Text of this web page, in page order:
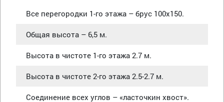
Все перегородки 1-го этажа – брус 100х150.
Общая высота – 6,5 м.
Высота в чистоте 1-го этажа 2.7 м.
Высота в чистоте 2-го этажа 2.5-2.7 м.
Соединение всех углов – «ласточкин хвост».